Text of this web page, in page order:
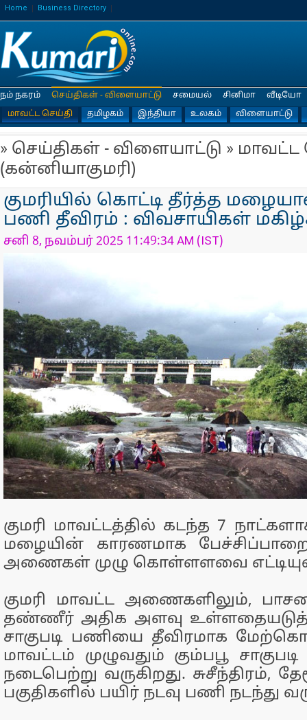
Home Business Directory
நம் நகரம்
செய்திகள் - விளையாட்டு
மாவட்ட செய்தி
தமிழகம் இந்தியா உலகம் விளையாட்டு
சமையல் சினிமா வீடியோ
» செய்திகள் - விளையாட்டு » மாவட்ட
(கன்னியாகுமரி)
குமரியில் கொட்டி தீர்த்த
பணி தீவிரம் : விவசாயிகள்
சனி 8, நவம்பர் 2025 11:49:34 AM (IST)
குமரி மாவட்டத்தில் கடந்த 7
மழையின் காரணமாக
அணைகள் முழு கொள்ளளவை
குமரி மாவட்ட அணைகளிலும்,
தண்ணீர் அதிக அளவு
சாகுபடி பணியை தீவிரமாக
மாவட்டம் முழுவதும் கும்பபூ
நடைபெற்று வருகிறது. சுசீந்திரம்,
பகுதிகளில் பயிர் நடவு பணி நடந்து